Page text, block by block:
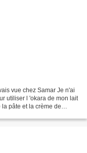
vue chez Samar Je n'ai
utiliser l 'okara de mon lait
pâte et la crème de